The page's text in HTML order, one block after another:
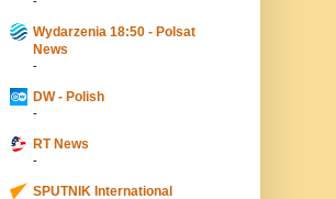
Wydarzenia 18:50 - Polsat
News
-
DW - Polish
-
RT News
-
SPUTNIK International